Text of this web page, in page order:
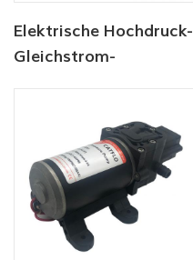
Elektrische Hochdruck-
Gleichstrom-